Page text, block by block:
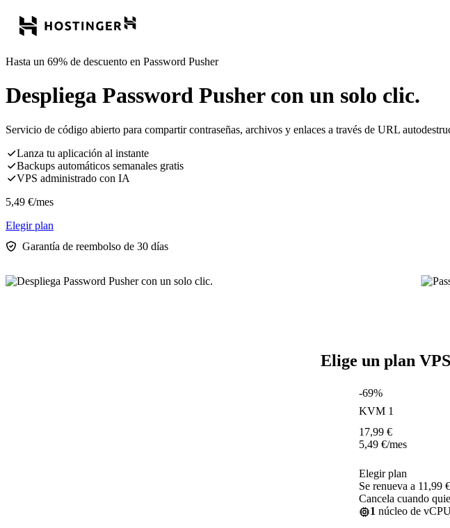
Hasta un 69% de descuento en Password Pusher
Despliega Password Pusher con un solo clic.
Servicio de código abierto para compartir contraseñas, archivos y enlaces a través de URL
Lanza tu aplicación al instante
Backups automáticos semanales gratis
VPS administrado con IA
5,49 €/mes
Elegir plan
Garantía de reembolso de 30 días
Elige un plan
-69%
KVM 1
17,99 €
5,49 €/mes
Elegir plan
Se renueva a 11,99
Cancela cuando
1 núcleo de